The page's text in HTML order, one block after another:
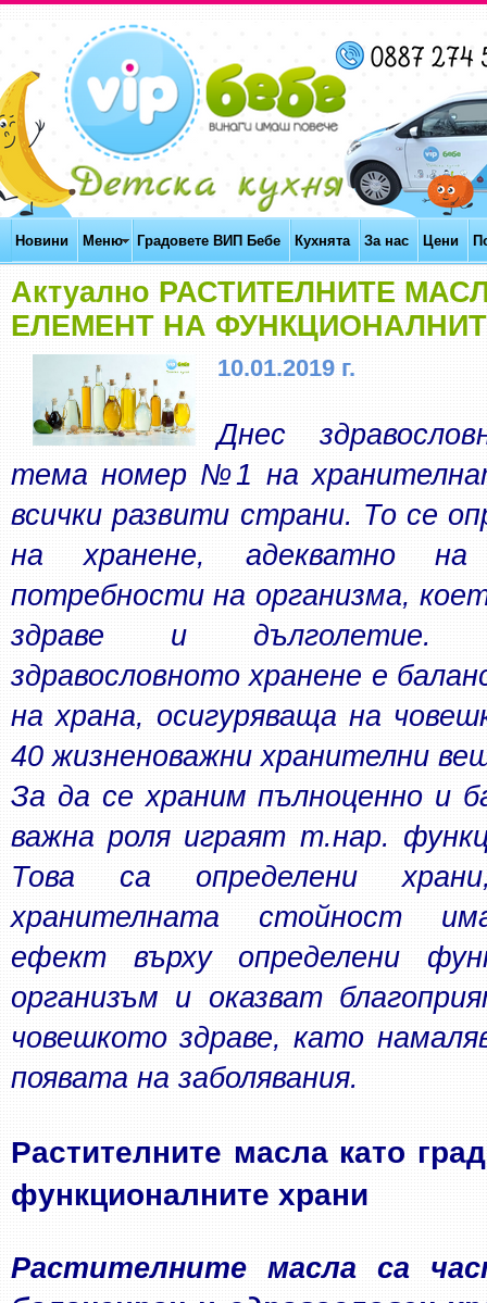
Новини Меню Градовете ВИП Бебе Кухнята За нас Цени
Актуално РАСТИТЕЛНИТЕ
ЕЛЕМЕНТ НА
10.01.2019 г.
Днес
тема номер №1 на
всички развити страни. То се
на хранене, адекватно на
потребности на организма,
здраве и дълголетие.
здравословното хранене е
на храна, осигуряваща на
40 жизненоважни хранителни
За да се храним пълноценно и
важна роля играят т.нар.
Това са определени
хранителната стойност
ефект върху определени
организъм и оказват
човешкото здраве, като
появата на заболявания.
Растителните масла като
функционалните храни
Растителните масла са